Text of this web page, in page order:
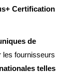
Certification
de
les fournisseurs
telles